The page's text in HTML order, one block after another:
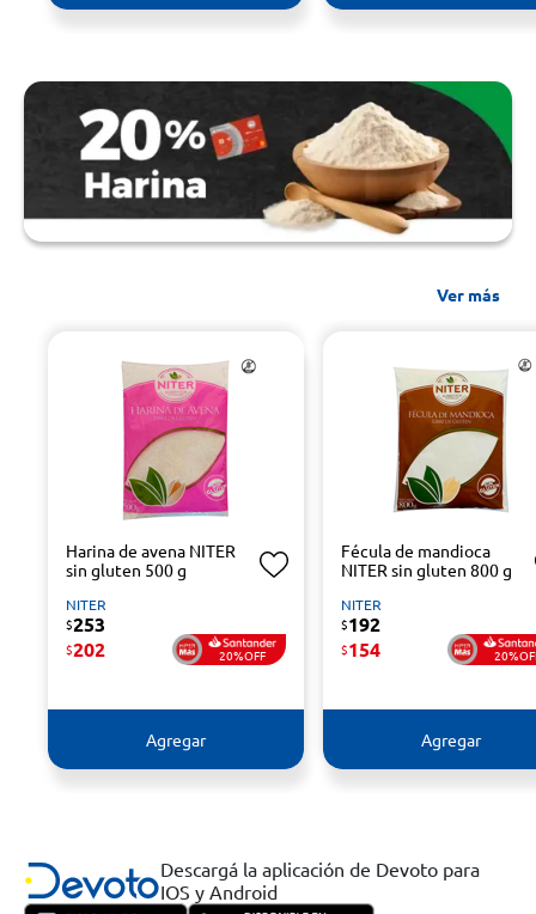
Ver más
Harina de avena NITER
sin gluten 500 g
NITER
$253
$202 20%OFF
Agregar
Fécula de mandioca
NITER sin gluten 800 g
NITER
$192
$154
Agregar
Descargá la aplicación de Devoto para
IOS y Android